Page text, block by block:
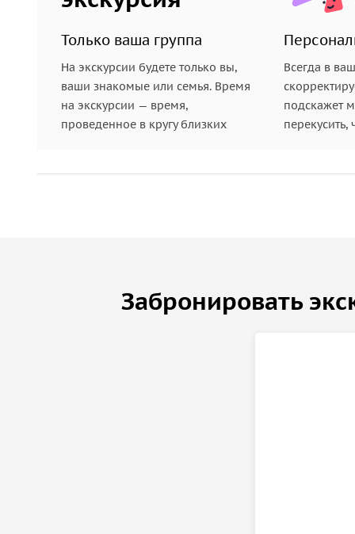
Только ваша группа
На экскурсии будете только вы,
ваши знакомые или семья. Время
на экскурсии — время,
проведенное в кругу близких
Всегда в
подскажет
перекусить,
Забронировать